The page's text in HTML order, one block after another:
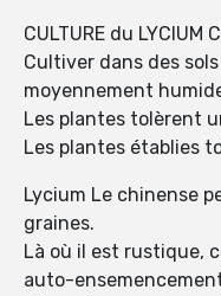
CULTURE du LYCIUM
Cultiver dans des
moyennement
Les plantes tolèrent
Les plantes établies
Lycium Le chinense
graines.
Là où il est rustique,
auto-